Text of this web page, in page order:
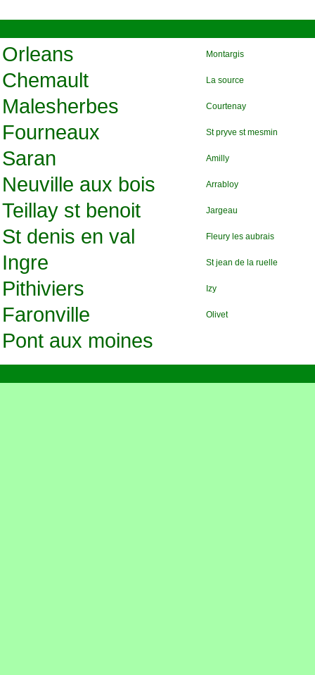
Orleans Montargis
Chemault La source
Malesherbes Courtenay
Fourneaux St pryve st mesmin
Saran Amilly
Neuville aux bois Arrabloy
Teillay st benoit Jargeau
St denis en val Fleury les aubrais
Ingre St jean de la ruelle
Pithiviers Izy
Faronville Olivet
Pont aux moines